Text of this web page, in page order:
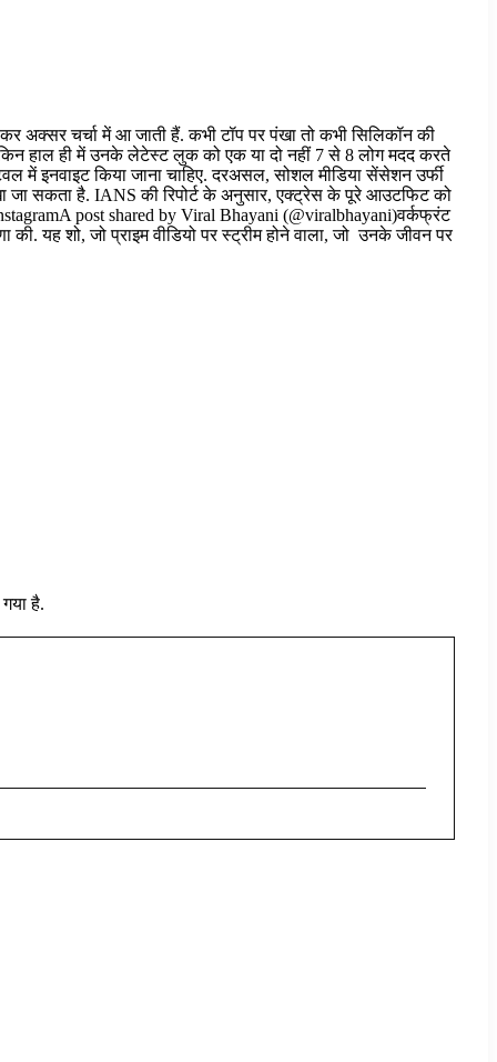
अक्सर चर्चा में आ जाती हैं. कभी टॉप पर पंखा तो कभी सिलिकॉन की
हाल ही में उनके लेटेस्ट लुक को एक या दो नहीं 7 से 8 लोग मदद करते
में इनवाइट किया जाना चाहिए. दरअसल, सोशल मीडिया सेंसेशन उर्फी
जा सकता है. IANS की रिपोर्ट के अनुसार, एक्ट्रेस के पूरे आउटफिट को
post shared by Viral Bhayani (@viralbhayani)वर्कफ्रंट
यह शो, जो प्राइम वीडियो पर स्ट्रीम होने वाला, जो उनके जीवन पर
है.